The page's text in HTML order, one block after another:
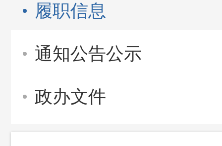
履职信息
通知公告公示
政办文件